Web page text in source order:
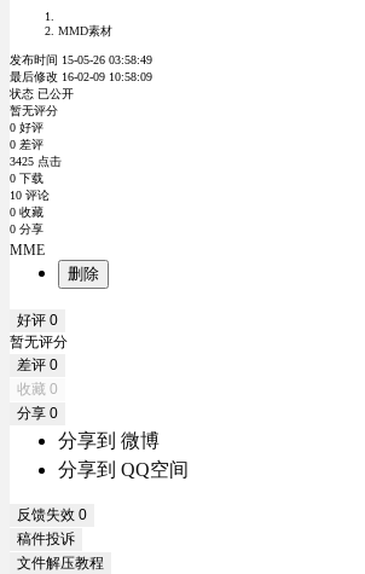
MMD素材
发布时间 15-05-26 03:58:49
最后修改 16-02-09 10:58:09
状态 已公开
暂无评分
0 好评
0 差评
3425 点击
0 下载
10 评论
0 收藏
0 分享
MME
删除
好评 0
暂无评分
差评 0
收藏 0
分享 0
分享到 微博
分享到 QQ空间
反馈失效 0
稿件投诉
文件解压教程